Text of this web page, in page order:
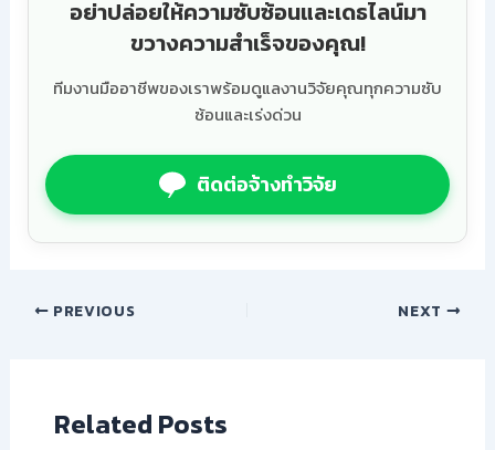
อย่าปล่อยให้ความซับซ้อนและเดธไลน์มา
ขวางความสำเร็จของคุณ!
ทีมงานมืออาชีพของเราพร้อมดูแลงานวิจัยคุณทุกความซับ
ซ้อนและเร่งด่วน
ติดต่อจ้างทำวิจัย
PREVIOUS NEXT
Related Posts